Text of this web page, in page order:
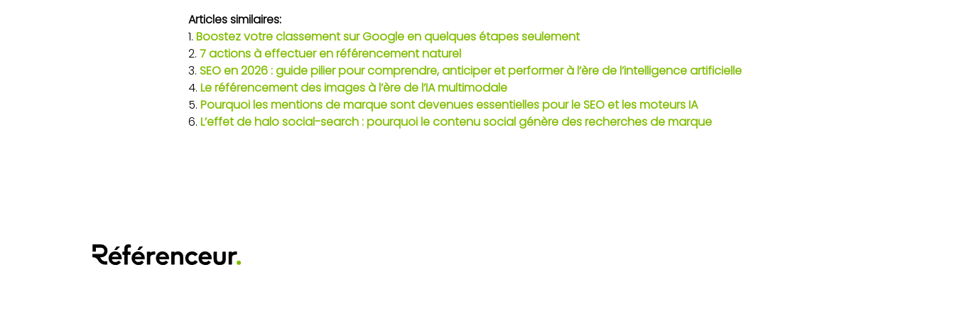
Articles similaires:
Boostez votre classement sur Google en quelques étapes seulement
7 actions à effectuer en référencement naturel
SEO en 2026 : guide pilier pour comprendre, anticiper et performer à l’ère de l’intelligence artificielle
Le référencement des images à l’ère de l’IA multimodale
Pourquoi les mentions de marque sont devenues essentielles pour le SEO et les moteurs IA
L’effet de halo social-search : pourquoi le contenu social génère des recherches de marque